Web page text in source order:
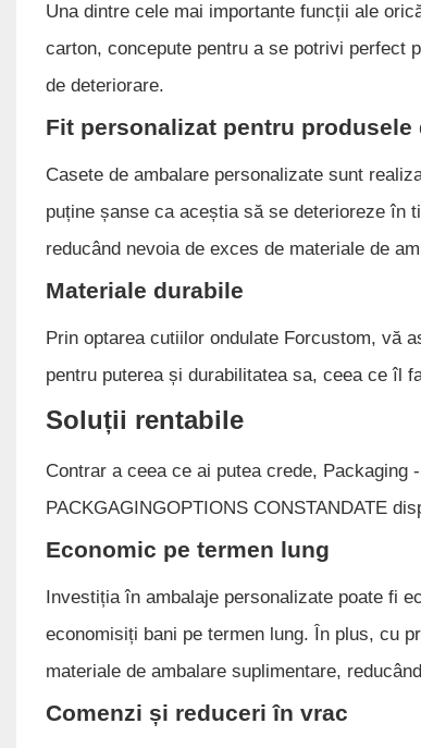
Una dintre cele mai importante funcții ale
carton, concepute pentru a se potrivi perfect
de deteriorare.
Fit personalizat pentru produsele
Casete de ambalare personalizate sunt
puține șanse ca aceștia să se deterioreze în
reducând nevoia de exces de materiale de
Materiale durabile
Prin optarea cutiilor ondulate Forcustom, vă
pentru puterea și durabilitatea sa, ceea ce îl
Soluții rentabile
Contrar a ceea ce ai putea crede, Packaging
PACKGAGINGOPTIONS CONSTANDATE
Economic pe termen lung
Investiția în ambalaje personalizate poate fi
economisiți bani pe termen lung. În plus, cu
materiale de ambalare suplimentare,
Comenzi și reduceri în vrac